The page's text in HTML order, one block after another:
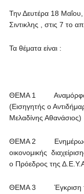
Την Δευτέρα 18 Μαΐου,
Σιντικλης , στις 7 το
Τα θέματα είναι :
ΘΕΜΑ 1 Αναμόρφωση
(Εισηγητής ο
Μελαδίνης Αθανάσιος)
ΘΕΜΑ 2 Ενημέρωση
οικονομικής
ο Πρόεδρος της
ΘΕΜΑ 3 Έγκριση